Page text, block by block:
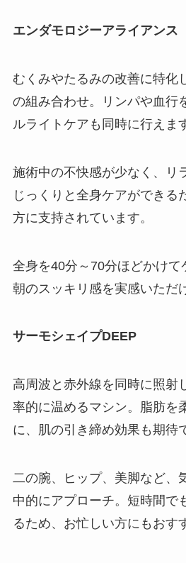
エンダモロジーアライアンス
むくみやたるみの改善に特化
の組み合わせ。リンパや血行
ルライトケアも同時に行えま
施術中の不快感が少なく、リ
じっくりと全身ケアができる
方に支持されています。
全身を40分～70分ほどかけて
朝のスッキリ感を実感いただ
サーモシェイプDEEP
高周波と赤外線を同時に照射
率的に温めるマシン。脂肪を
に、肌の引き締め効果も期待
二の腕、ヒップ、美脚など、
中的にアプローチ。短時間で
るため、お忙しい方にもおす